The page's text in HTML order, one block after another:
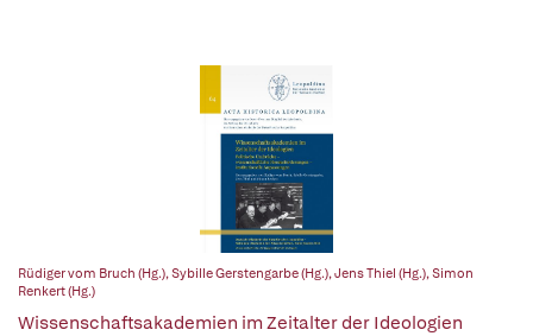
Rüdiger vom Bruch (Hg.),Sybille Gerstengarbe (Hg.),Jens Thiel (Hg.),Simon
Renkert (Hg.)
Wissenschaftsakademien im Zeitalter der Ideologien